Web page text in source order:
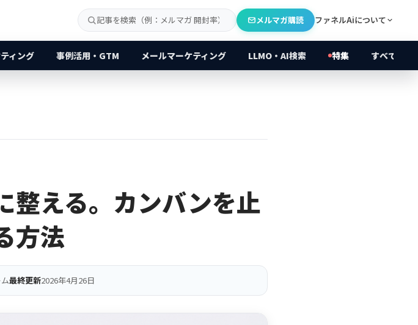
メルマガ購読 ファネルAiについて
ィング 事例活用・GTM メールマーケティング LLMO・AI検索 特集 すべてのカ
整える。カンバンを止
方法
最終更新2026年4月26日